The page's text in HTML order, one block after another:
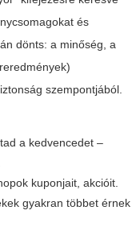
és
dönts: a minőség, a
szempontjából.
a kedvencedet –
kuponjait, akcióit.
gyakran többet érnek